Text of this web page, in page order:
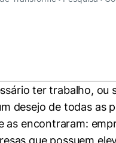
ter trabalho,
desejo de todas as
as encontraram:
que possuem